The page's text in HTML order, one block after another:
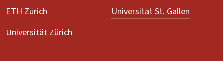
ETH Zürich
Universität St. Gallen
Universität Zürich